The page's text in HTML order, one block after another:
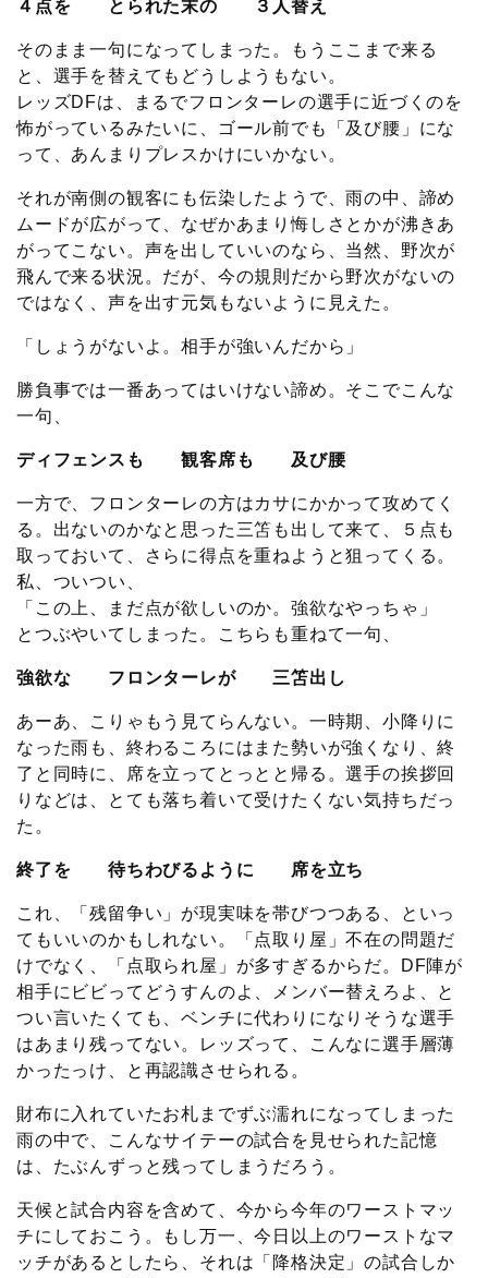
４点を とられた末の ３人替え
そのまま一句になってしまった。もうここまで来る
と、選手を替えてもどうしようもない。
レッズDFは、まるでフロンターレの選手に近づくのを
怖がっているみたいに、ゴール前でも「及び腰」にな
って、あんまりプレスかけにいかない。
それが南側の観客にも伝染したようで、雨の中、諦め
ムードが広がって、なぜかあまり悔しさとかが沸きあ
がってこない。声を出していいのなら、当然、野次が
飛んで来る状況。だが、今の規則だから野次がないの
ではなく、声を出す元気もないように見えた。
「しょうがないよ。相手が強いんだから」
勝負事では一番あってはいけない諦め。そこでこんな
一句、
ディフェンスも 観客席も 及び腰
一方で、フロンターレの方はカサにかかって攻めてく
る。出ないのかなと思った三笘も出して来て、５点も
取っておいて、さらに得点を重ねようと狙ってくる。
私、ついつい、
「この上、まだ点が欲しいのか。強欲なやっちゃ」
とつぶやいてしまった。こちらも重ねて一句、
強欲な フロンターレが 三笘出し
あーあ、こりゃもう見てらんない。一時期、小降りに
なった雨も、終わるころにはまた勢いが強くなり、終
了と同時に、席を立ってとっとと帰る。選手の挨拶回
りなどは、とても落ち着いて受けたくない気持ちだっ
た。
終了を 待ちわびるように 席を立ち
これ、「残留争い」が現実味を帯びつつある、といっ
てもいいのかもしれない。「点取り屋」不在の問題だ
けでなく、「点取られ屋」が多すぎるからだ。DF陣が
相手にビビってどうすんのよ、メンバー替えろよ、と
つい言いたくても、ベンチに代わりになりそうな選手
はあまり残ってない。レッズって、こんなに選手層薄
かったっけ、と再認識させられる。
財布に入れていたお札までずぶ濡れになってしまった
雨の中で、こんなサイテーの試合を見せられた記憶
は、たぶんずっと残ってしまうだろう。
天候と試合内容を含めて、今から今年のワーストマッ
チにしておこう。もし万一、今日以上のワーストなマ
ッチがあるとしたら、それは「降格決定」の試合しか